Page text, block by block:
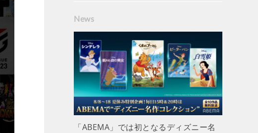
News
「ABEMA」では初となるディズニー名